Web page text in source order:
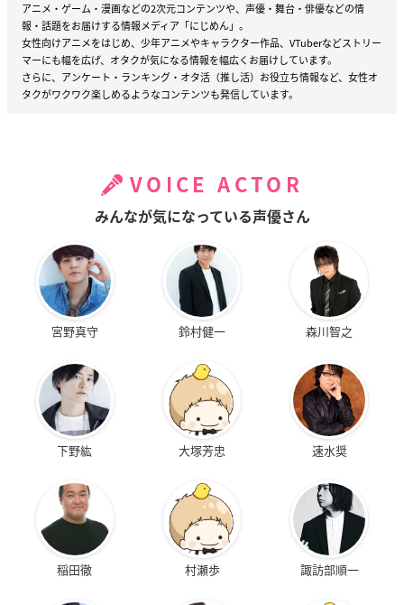
アニメ・ゲーム・漫画などの2次元コンテンツや、声優・舞台・俳優などの情
報・話題をお届けする情報メディア「にじめん」。
女性向けアニメをはじめ、少年アニメやキャラクター作品、VTuberなどストリー
マーにも幅を広げ、オタクが気になる情報を幅広くお届けしています。
さらに、アンケート・ランキング・オタ活（推し活）お役立ち情報など、女性オ
タクがワクワク楽しめるようなコンテンツも発信しています。
VOICE ACTOR
みんなが気になっている声優さん
宮野真守 鈴村健一 森川智之
下野紘 大塚芳忠 速水奨
稲田徹 村瀬歩 諏訪部順一